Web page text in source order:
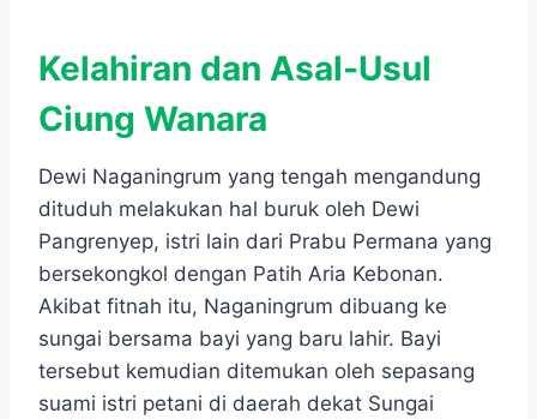
Kelahiran dan Asal-Usul
Ciung Wanara
Dewi Naganingrum yang tengah mengandung
dituduh melakukan hal buruk oleh Dewi
Pangrenyep, istri lain dari Prabu Permana yang
bersekongkol dengan Patih Aria Kebonan.
Akibat fitnah itu, Naganingrum dibuang ke
sungai bersama bayi yang baru lahir. Bayi
tersebut kemudian ditemukan oleh sepasang
suami istri petani di daerah dekat Sungai